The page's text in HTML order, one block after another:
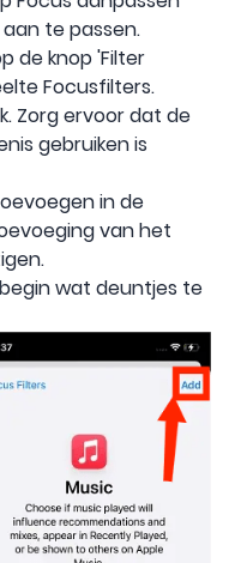
te passen.
de knop 'Filter
Focusfilters.
Zorg ervoor dat de
gebruiken is
in de
van het
wat deuntjes te